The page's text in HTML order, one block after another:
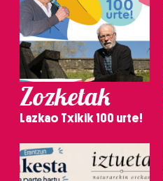
Zozketak
Lazkao Txikik 100 urte!